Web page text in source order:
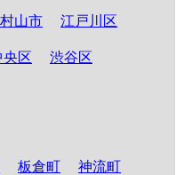
山市 江戸川区
央区 渋谷区
板倉町 神流町